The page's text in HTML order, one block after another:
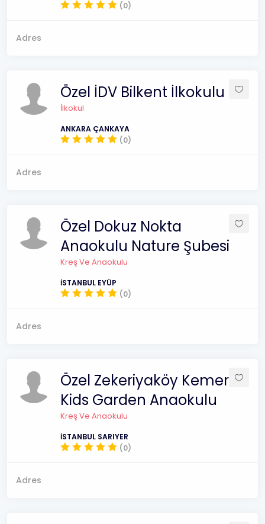
(0)
Adres
Özel İDV Bilkent İlkokulu
İlkokul
ANKARA ÇANKAYA
(0)
Adres
Özel Dokuz Nokta
Anaokulu Nature Şubesi
Kreş Ve Anaokulu
İSTANBUL EYÜP
(0)
Adres
Özel Zekeriyaköy Kemer
Kids Garden Anaokulu
Kreş Ve Anaokulu
İSTANBUL SARIYER
(0)
Adres